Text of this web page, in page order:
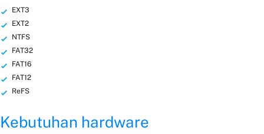
EXT3
EXT2
NTFS
FAT32
FAT16
FAT12
ReFS
Kebutuhan hardware